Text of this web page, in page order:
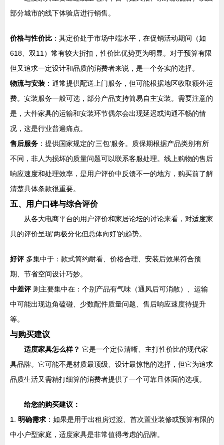
部分城市的线下体验店进行销售。
价格与性价比 ：其定价处于市场中端水平，在促销活动期间（如
618、双11）常有较大折扣，性价比优势更为明显。对于预算有限
但又追求一定设计和品质的消费者来说，是一个务实的选择。
物流与安装 ：通常提供配送上门服务，但可能根据地区收取额外运
费。安装服务一般可选，部分产品支持简易自主安装。需要注意的
是，大件家具的运输和安装环节偶尔会出现延迟或沟通不畅的情
况，这是行业普遍痛点。
售后服务 ：提供国家规定的‘三包’服务。质保期根据产品类别有所
不同，非人为损坏的质量问题可以联系客服处理。线上购物的售后
响应速度和处理效率，是用户评价中反馈不一的地方，购买前了解
清楚具体条款很重要。
五、用户口碑与综合评价
从各大电商平台的用户评价和家居论坛的讨论来看，对适度家
具的评价呈现‘两极分化但总体向好’的趋势。
好评多集中于：款式简约耐看、价格合理、安装后效果符合预
期、节省空间设计巧妙。
中差评则主要集中在：个别产品有气味（通风后可消散）、运输
中可能出现边角磕碰、少数配件质量问题、售后响应速度待提升
等。
与购买建议
适度家具怎么样？ 它是一个定位清晰、主打性价比的现代家
具品牌。它可能不是材质最顶级、设计最惊艳的选择，但它为追求
品质生活又需精打细算的消费者提供了一个可靠且体面的选项。
给您的购买建议：
1. 明确需求 ：如果是用于出租房过渡、首次置业装修或预算有限的
中小户型家庭，适度家具是非常值得考虑的品牌。